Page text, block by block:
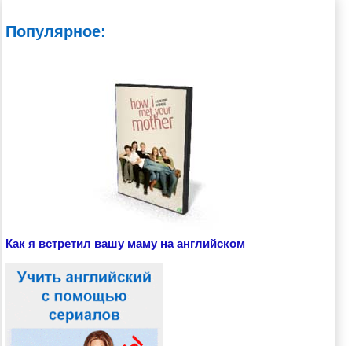
Популярное:
Как я встретил вашу маму на английском